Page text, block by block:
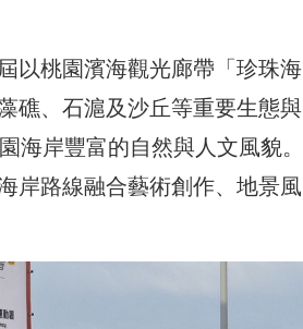
以桃園濱海觀光廊帶「珍珠海
礁、石滬及沙丘等重要生態與
海岸豐富的自然與人文風貌。
岸路線融合藝術創作、地景風